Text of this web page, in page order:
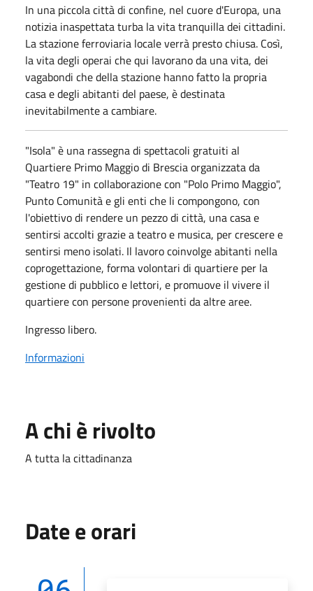
In una piccola città di confine, nel cuore d'Europa, una
notizia inaspettata turba la vita tranquilla dei cittadini.
La stazione ferroviaria locale verrà presto chiusa. Così,
la vita degli operai che qui lavorano da una vita, dei
vagabondi che della stazione hanno fatto la propria
casa e degli abitanti del paese, è destinata
inevitabilmente a cambiare.
"Isola" è una rassegna di spettacoli gratuiti al
Quartiere Primo Maggio di Brescia organizzata da
"Teatro 19" in collaborazione con "Polo Primo Maggio",
Punto Comunità e gli enti che li compongono, con
l'obiettivo di rendere un pezzo di città, una casa e
sentirsi accolti grazie a teatro e musica, per crescere e
sentirsi meno isolati. Il lavoro coinvolge abitanti nella
coprogettazione, forma volontari di quartiere per la
gestione di pubblico e lettori, e promuove il vivere il
quartiere con persone provenienti da altre aree.
Ingresso libero.
Informazioni
A chi è rivolto
A tutta la cittadinanza
Date e orari